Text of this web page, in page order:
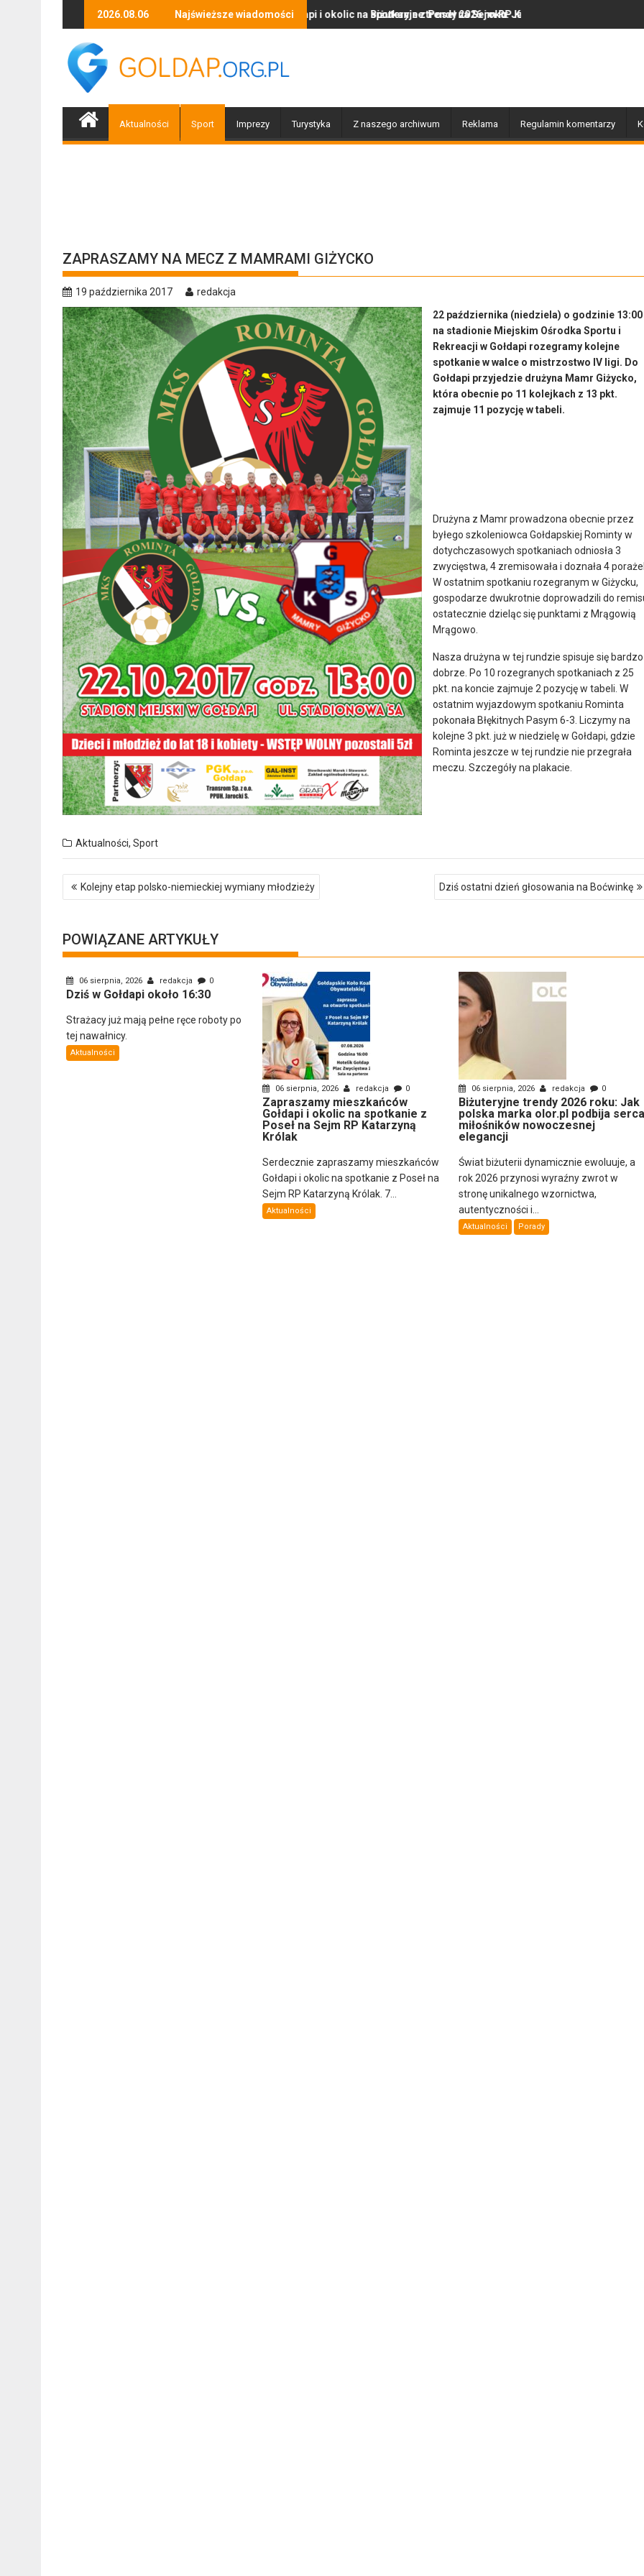
2026.08.06 Najświeższe wiadomości
Zapraszamy mieszkańców Gołdapi i okolic na spotkanie z Poseł na Sejm RP Katarzyną Królak
Biżuteryjne trendy 2026 roku: Jak polska marka olor.pl podbija serca
Dobiegły końca prace
Aktualności Sport Imprezy Turystyka Z naszego archiwum Reklama Regulamin komentarzy
ZAPRASZAMY NA MECZ Z MAMRAMI GIŻYCKO
19 października 2017
redakcja
22 października (niedziela) o godzinie 13:00
na stadionie Miejskim Ośrodka Sportu i
Rekreacji w Gołdapi rozegramy kolejne
spotkanie w walce o mistrzostwo IV ligi. Do
Gołdapi przyjedzie drużyna Mamr Giżycko,
która obecnie po 11 kolejkach z 13 pkt.
zajmuje 11 pozycję w tabeli.
Drużyna z Mamr prowadzona obecnie przez
byłego szkoleniowca Gołdapskiej Rominty w
dotychczasowych spotkaniach odniosła 3
zwycięstwa, 4 zremisowała i doznała 4
W ostatnim spotkaniu rozegranym w Giżycku,
gospodarze dwukrotnie doprowadzili do
ostatecznie dzieląc się punktami z Mrągowią
Mrągowo.
Nasza drużyna w tej rundzie spisuje się bardzo
dobrze. Po 10 rozegranych spotkaniach z 25
pkt. na koncie zajmuje 2 pozycję w tabeli. W
ostatnim wyjazdowym spotkaniu Rominta
pokonała Błękitnych Pasym 6-3. Liczymy na
kolejne 3 pkt. już w niedzielę w Gołdapi, gdzie
Rominta jeszcze w tej rundzie nie przegrała
meczu. Szczegóły na plakacie.
Aktualności, Sport
Nawigacja
wpisu
Kolejny etap polsko-niemieckiej wymiany młodzieży Dziś ostatni dzień głosowania na Boćwinkę
POWIĄZANE ARTYKUŁY
06 sierpnia, 2026 redakcja 0
Dziś w Gołdapi około 16:30
Strażacy już mają pełne ręce roboty po
tej nawałnicy.
Aktualności
06 sierpnia, 2026 redakcja 0
Zapraszamy mieszkańców
Gołdapi i okolic na spotkanie z
Poseł na Sejm RP Katarzyną
Królak
Serdecznie zapraszamy mieszkańców
Gołdapi i okolic na spotkanie z Poseł na
Sejm RP Katarzyną Królak. 7...
Aktualności
06 sierpnia, 2026 redakcja 0
Biżuteryjne trendy 2026 roku: Jak
polska marka olor.pl podbija serca
miłośników nowoczesnej
elegancji
Świat biżuterii dynamicznie ewoluuje, a
rok 2026 przynosi wyraźny zwrot w
stronę unikalnego wzornictwa,
autentyczności i...
Aktualności Porady